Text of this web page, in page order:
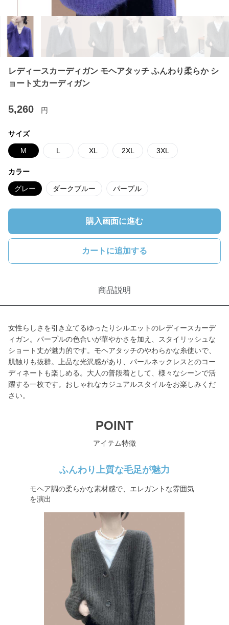
レディースカーディガン モヘアタッチ ふんわり柔らか シ
ョート丈カーディガン
5,260 円
サイズ
M L XL 2XL 3XL
カラー
グレー ダークブルー パープル
購入画面に進む
カートに追加する
商品説明
女性らしさを引き立てるゆったりシルエットのレディースカーデ
ィガン。パープルの色合いが華やかさを加え、スタイリッシュな
ショート丈が魅力的です。モヘアタッチのやわらかな糸使いで、
肌触りも抜群。上品な光沢感があり、パールネックレスとのコー
ディネートも楽しめる。大人の普段着として、様々なシーンで活
躍する一枚です。おしゃれなカジュアルスタイルをお楽しみくだ
さい。
POINT
アイテム特徴
ふんわり上質な毛足が魅力
モヘア調の柔らかな素材感で、エレガントな雰囲気
を演出